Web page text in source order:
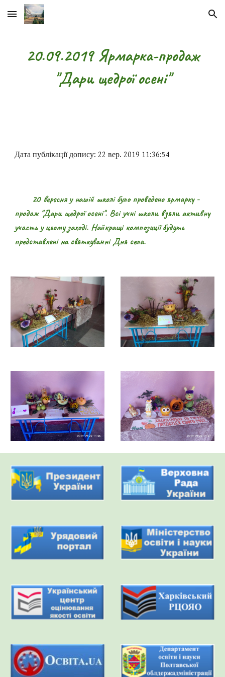
Skip to main content Skip to navigation
20.09.2019 Ярмарка-продаж
"Дари щедрої осені"
Дата публікації допису: 22 вер. 2019 11:36:54
20 вересня у нашій школі було проведено ярмарку -
продаж "Дари щедрої осені". Всі учні школи взяли активну
участь у цьому заході. Найкращі композиції будуть
представлені на святкуванні Дня села.